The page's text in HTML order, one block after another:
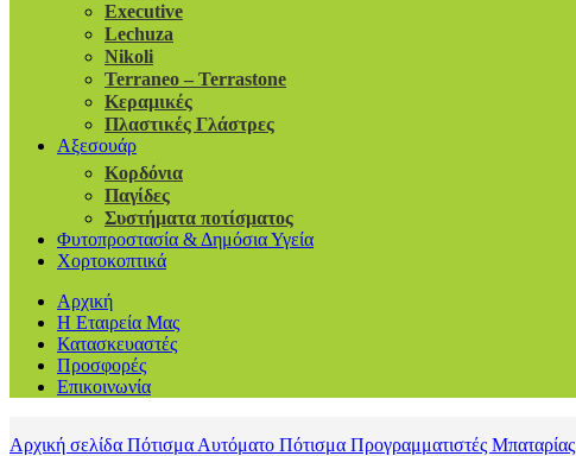
Executive
Lechuza
Nikoli
Terraneo – Terrastone
Κεραμικές
Πλαστικές Γλάστρες
Αξεσουάρ
Κορδόνια
Παγίδες
Συστήματα ποτίσματος
Φυτοπροστασία & Δημόσια Υγεία
Χορτοκοπτικά
Αρχική
Η Εταιρεία Μας
Κατασκευαστές
Προσφορές
Επικοινωνία
Αρχική σελίδα Πότισμα Αυτόματο Πότισμα Προγραμματιστές Μπαταρίας